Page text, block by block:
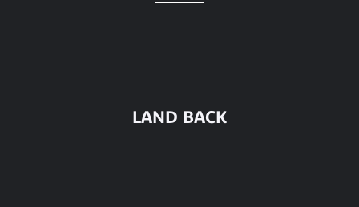
LAND BACK